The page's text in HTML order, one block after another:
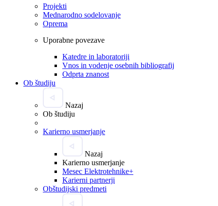
Projekti
Mednarodno sodelovanje
Oprema
Uporabne povezave
Katedre in laboratoriji
Vnos in vodenje osebnih bibliografij
Odprta znanost
Ob študiju
Nazaj
Ob študiju
Karierno usmerjanje
Nazaj
Karierno usmerjanje
Mesec Elektrotehnike+
Karierni partnerji
Obštudijski predmeti